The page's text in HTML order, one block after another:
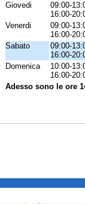
Giovedi
09:00-
16:00-
Venerdi
09:00-
16:00-
Sabato
09:00-
16:00-
Domenica
10:00-
16:00-
Adesso sono le ore